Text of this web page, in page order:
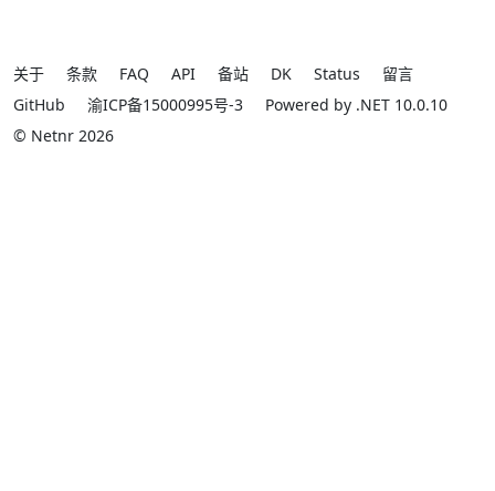
关于 条款 FAQ API 备站 DK Status
留言
GitHub
渝ICP备15000995号-3
Powered by .NET 10.0.10
© Netnr 2026